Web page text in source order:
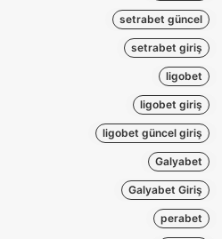
setrabet güncel
setrabet giriş
ligobet
ligobet giriş
ligobet güncel giriş
Galyabet
Galyabet Giriş
perabet